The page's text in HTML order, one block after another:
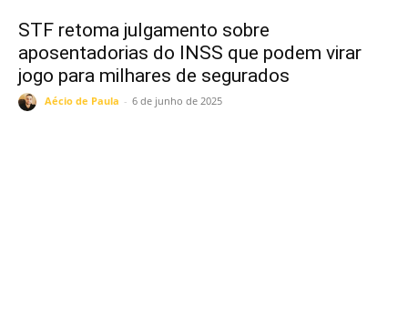
STF retoma julgamento sobre
aposentadorias do INSS que podem virar
jogo para milhares de segurados
Aécio de Paula - 6 de junho de 2025